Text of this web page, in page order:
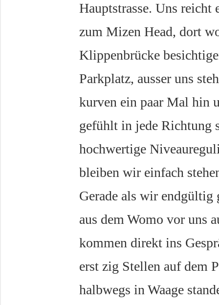
Hauptstrasse. Uns
zum Mizen Head, dort
Klippenbrücke
Parkplatz, ausser uns
kurven ein paar Mal hin
gefühlt in jede Richtung
hochwertige
bleiben wir einfach
Gerade als wir endgültig
aus dem Womo vor uns
kommen direkt ins
erst zig Stellen auf dem
halbwegs in Waage